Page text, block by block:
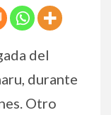
del
durante
Otro